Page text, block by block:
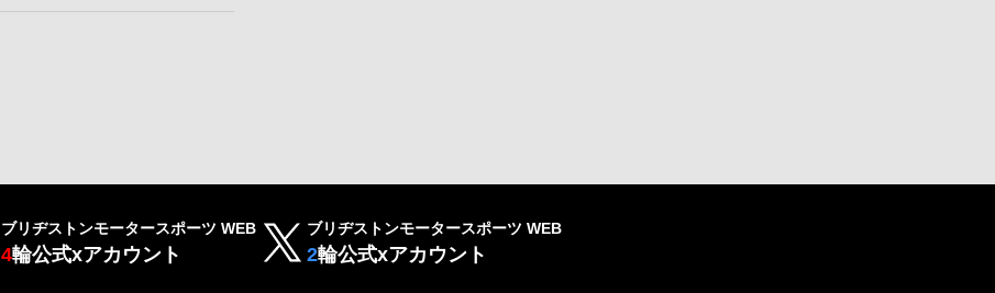
ブリヂストンモータースポーツ WEB
4輪公式xアカウント
ブリヂストンモータースポーツ WEB
2輪公式xアカウント